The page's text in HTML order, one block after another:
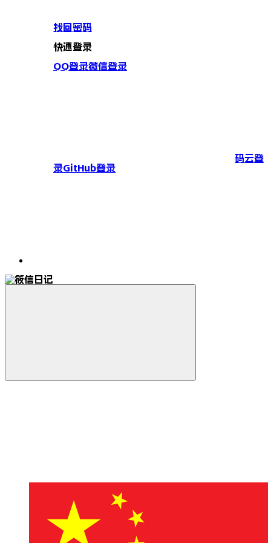
找回密码
快速登录
QQ登录微信登录
码云登
录GitHub登录